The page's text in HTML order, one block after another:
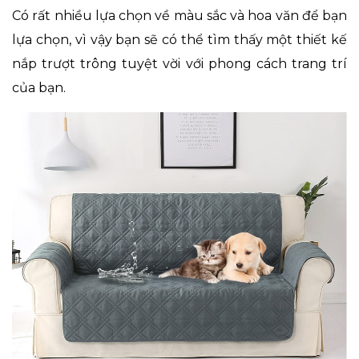
Có rất nhiều lựa chọn về màu sắc và hoa văn để bạn
lựa chọn, vì vậy bạn sẽ có thể tìm thấy một thiết kế
nắp trượt trông tuyệt vời với phong cách trang trí
của bạn.